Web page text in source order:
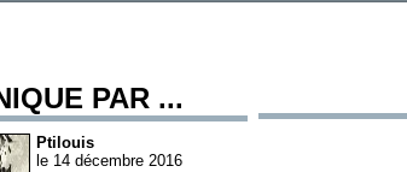
PAR ...
Ptilouis
le 14 décembre 2016